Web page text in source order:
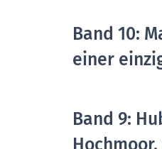
Band 10:
einer
Band 9: